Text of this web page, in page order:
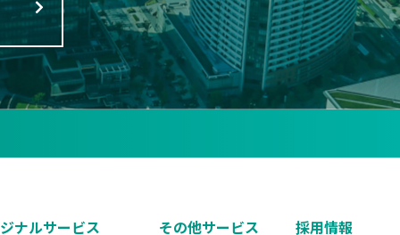
ナルサービス その他サービス 採用情報